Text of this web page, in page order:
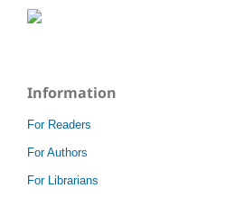
Information
For Readers
For Authors
For Librarians